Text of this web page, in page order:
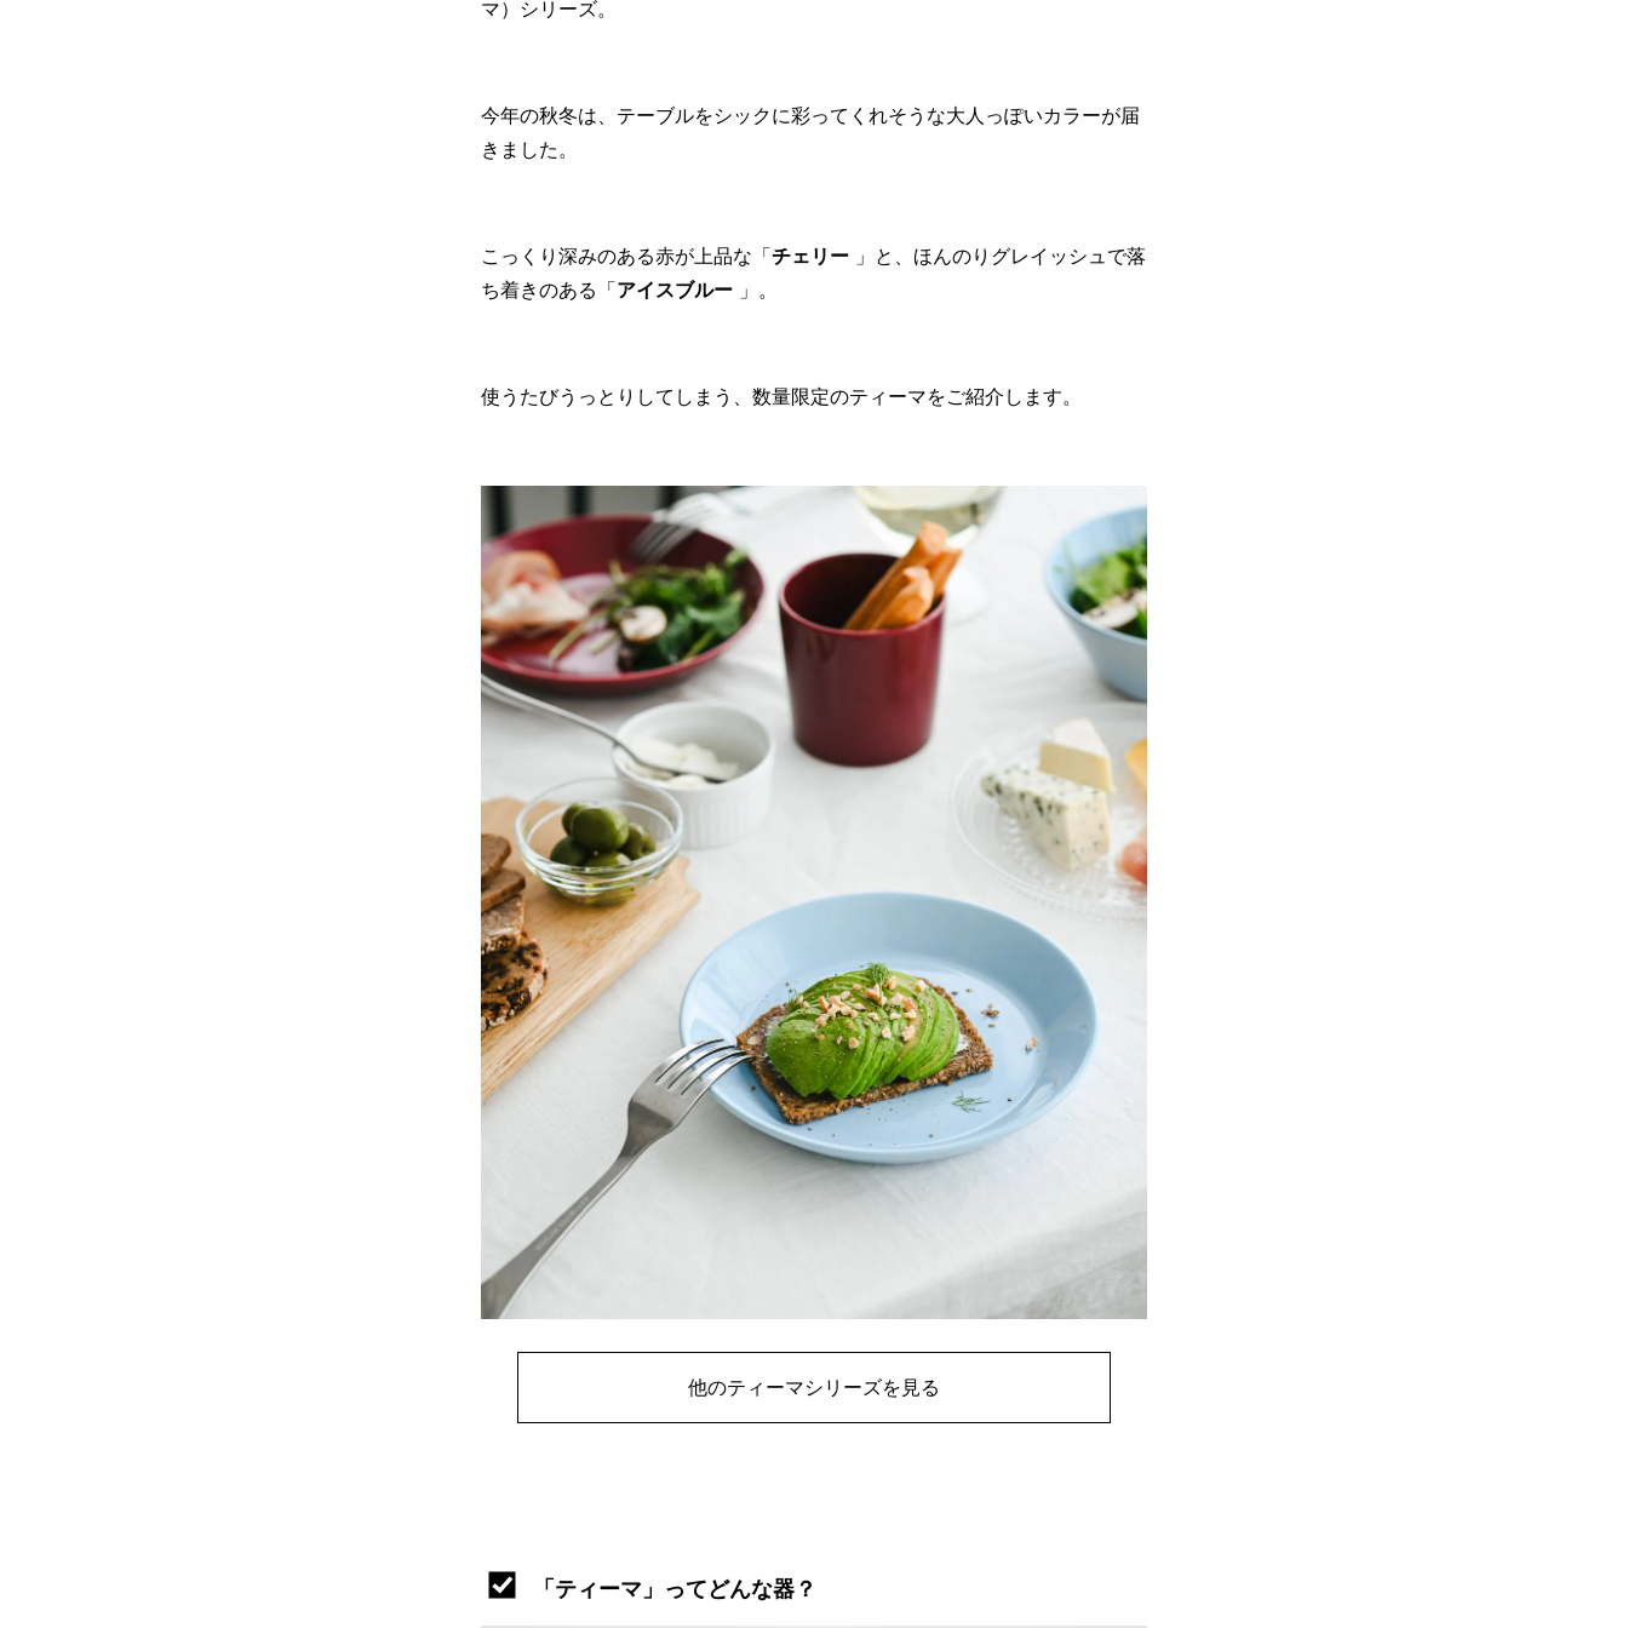
マ）シリーズ。
今年の秋冬は、テーブルをシックに彩ってくれそうな大人っぽいカラーが届
きました。
こっくり深みのある赤が上品な「チェリー 」と、ほんのりグレイッシュで落
ち着きのある「アイスブルー 」。
使うたびうっとりしてしまう、数量限定のティーマをご紹介します。
他のティーマシリーズを見る
「ティーマ」ってどんな器？